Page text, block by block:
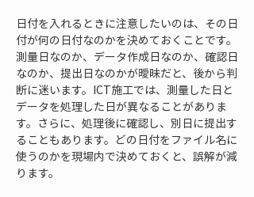
日付を入れるときに注意したいのは、その日
付が何の日付なのかを決めておくことです。
測量日なのか、データ作成日なのか、確認日
なのか、提出日なのかが曖昧だと、後から判
断に迷います。ICT施工では、測量した日と
データを処理した日が異なることがありま
す。さらに、処理後に確認し、別日に提出す
ることもあります。どの日付をファイル名に
使うのかを現場内で決めておくと、誤解が減
ります。